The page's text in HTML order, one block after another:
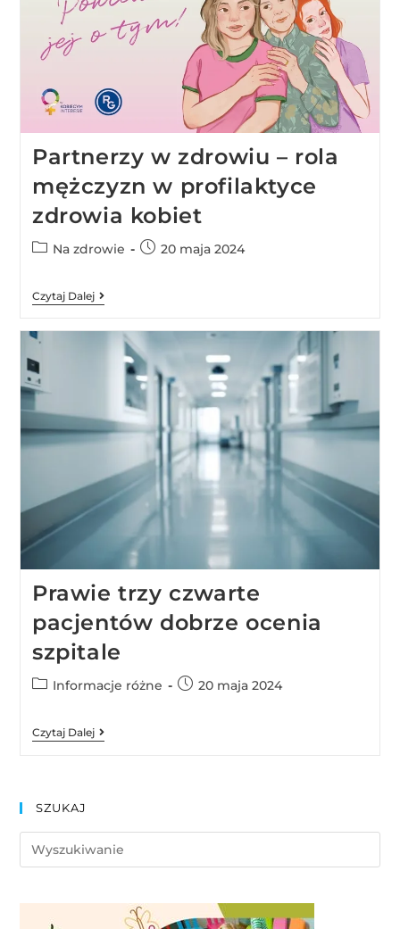
Partnerzy w zdrowiu – rola
mężczyzn w profilaktyce
zdrowia kobiet
Na zdrowie 20 maja 2024
Czytaj Dalej
Prawie trzy czwarte
pacjentów dobrze ocenia
szpitale
Informacje różne 20 maja 2024
Czytaj Dalej
SZUKAJ